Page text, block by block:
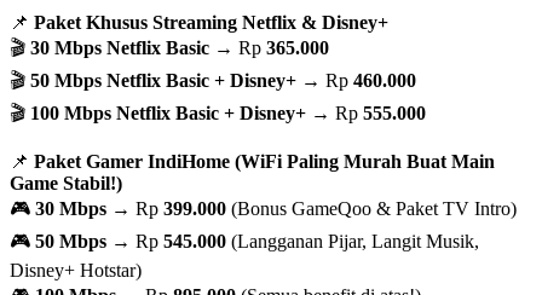
📌 Paket Khusus Streaming Netflix & Disney+
🎬 30 Mbps Netflix Basic → Rp 365.000
🎬 50 Mbps Netflix Basic + Disney+ → Rp 460.000
🎬 100 Mbps Netflix Basic + Disney+ → Rp 555.000
📌 Paket Gamer IndiHome (WiFi Paling Murah Buat Main
Game Stabil!)
🎮 30 Mbps → Rp 399.000 (Bonus GameQoo & Paket TV Intro)
🎮 50 Mbps → Rp 545.000 (Langganan Pijar, Langit Musik,
Disney+ Hotstar)